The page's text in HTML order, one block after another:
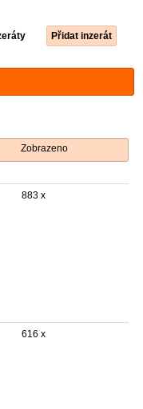
Přidat inzerát
Zobrazeno
883 x
616 x